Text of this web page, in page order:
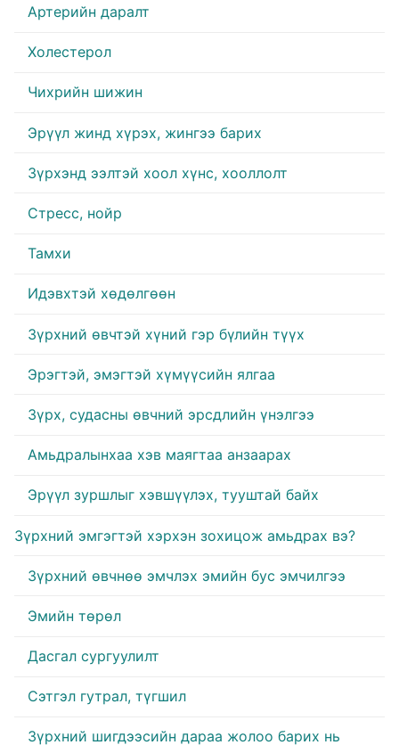
Артерийн даралт
Холестерол
Чихрийн шижин
Эрүүл жинд хүрэх, жингээ барих
Зүрхэнд ээлтэй хоол хүнс, хооллолт
Стресс, нойр
Тамхи
Идэвхтэй хөдөлгөөн
Зүрхний өвчтэй хүний гэр бүлийн түүх
Эрэгтэй, эмэгтэй хүмүүсийн ялгаа
Зүрх, судасны өвчний эрсдлийн үнэлгээ
Амьдралынхаа хэв маягтаа анзаарах
Эрүүл зуршлыг хэвшүүлэх, тууштай байх
Зүрхний эмгэгтэй хэрхэн зохицож амьдрах вэ?
Зүрхний өвчнөө эмчлэх эмийн бус эмчилгээ
Эмийн төрөл
Дасгал сургуулилт
Сэтгэл гутрал, түгшил
Зүрхний шигдээсийн дараа жолоо барих нь